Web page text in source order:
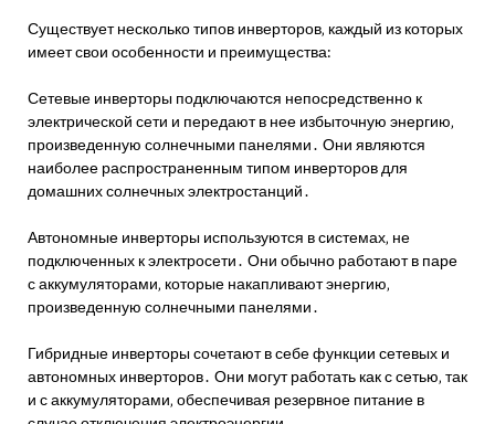
Существует несколько типов инверторов‚ каждый из которых
имеет свои особенности и преимущества:
Сетевые инверторы подключаются непосредственно к
электрической сети и передают в нее избыточную энергию‚
произведенную солнечными панелями․ Они являются
наиболее распространенным типом инверторов для
домашних солнечных электростанций․
Автономные инверторы используются в системах‚ не
подключенных к электросети․ Они обычно работают в паре
с аккумуляторами‚ которые накапливают энергию‚
произведенную солнечными панелями․
Гибридные инверторы сочетают в себе функции сетевых и
автономных инверторов․ Они могут работать как с сетью‚ так
и с аккумуляторами‚ обеспечивая резервное питание в